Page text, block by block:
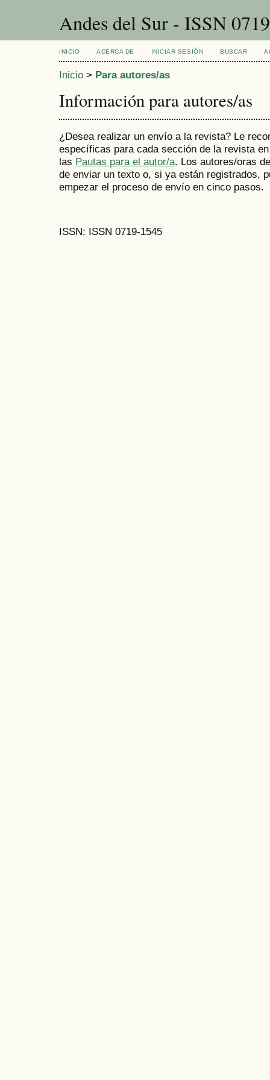
Andes del Sur - ISSN
INICIO ACERCA DE INICIAR SESIÓN BUSCAR
Inicio > Para autores/as
Información para autores/as
¿Desea realizar un envío a la revista? Le
específicas para cada sección de la revista
las Pautas para el autor/a. Los autores/oras
de enviar un texto o, si ya están registrados,
empezar el proceso de envío en cinco pasos.
ISSN: ISSN 0719-1545